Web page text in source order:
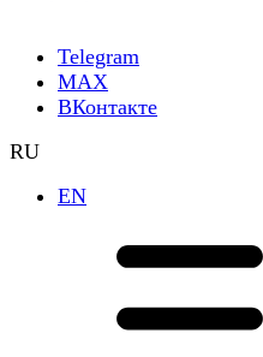
Telegram
МАХ
ВКонтакте
RU
EN